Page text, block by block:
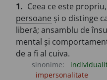
1. Ceea ce este
persoane și o distinge
liberă; ansamblu de
mental și
de a fi al cuiva.
sinonime:
impersonalitate